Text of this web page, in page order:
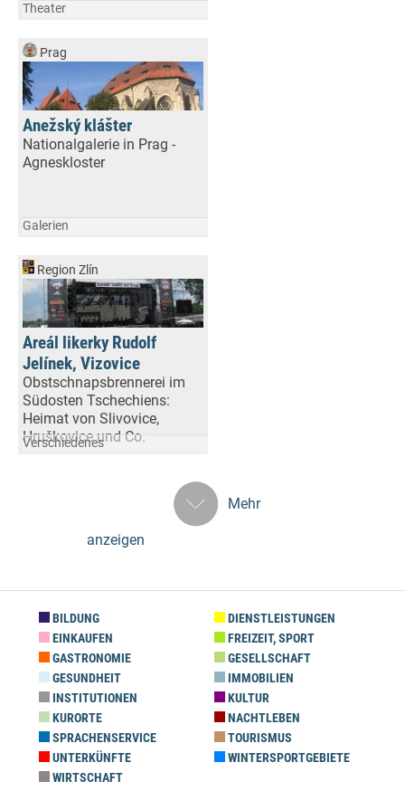
Theater
Prag
Anežský klášter
Nationalgalerie in Prag -
Agneskloster
Galerien
Region Zlín
Areál likerky Rudolf
Jelínek, Vizovice
Obstschnapsbrennerei im
Südosten Tschechiens:
Heimat von Slivovice,
Hruškovice und Co.
Verschiedenes
Mehr
anzeigen
BILDUNG
DIENSTLEISTUNGEN
EINKAUFEN
FREIZEIT, SPORT
GASTRONOMIE
GESELLSCHAFT
GESUNDHEIT
IMMOBILIEN
INSTITUTIONEN
KULTUR
KURORTE
NACHTLEBEN
SPRACHENSERVICE
TOURISMUS
UNTERKÜNFTE
WINTERSPORTGEBIETE
WIRTSCHAFT